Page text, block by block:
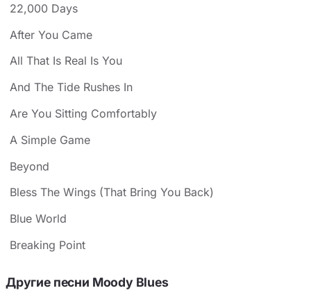
22,000 Days
After You Came
All That Is Real Is You
And The Tide Rushes In
Are You Sitting Comfortably
A Simple Game
Beyond
Bless The Wings (That Bring You Back)
Blue World
Breaking Point
Другие песни Moody Blues